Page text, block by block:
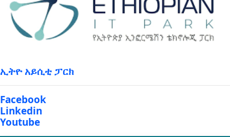
ኢትዮ አይሲቲ ፓርክ
Facebook
Linkedin
Youtube